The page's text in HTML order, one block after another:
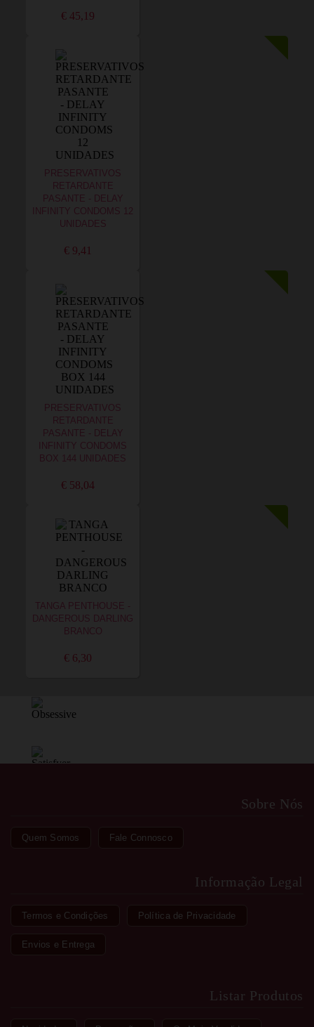
€ 45,19
PRESERVATIVOS
RETARDANTE
PASANTE - DELAY
INFINITY CONDOMS 12
UNIDADES
€ 9,41
PRESERVATIVOS
RETARDANTE
PASANTE - DELAY
INFINITY CONDOMS
BOX 144 UNIDADES
€ 58,04
TANGA PENTHOUSE -
DANGEROUS DARLING
BRANCO
€ 6,30
Sobre Nós
Quem Somos Fale Connosco
Informação Legal
Termos e Condições Política de Privacidade
Envios e Entrega
Listar Produtos